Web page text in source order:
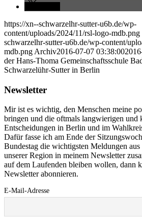
https://xn--schwarzelhr-sutter-u6b.de/wp-
content/uploads/2024/11/rsl-logo-mdb.png
schwarzelhr-sutter-u6b.de/wp-content/
mdb.png Archiv2016-07-07 03:38:00
der Hans-Thoma Gemeinschaftsschule
Schwarzelühr-Sutter in Berlin
Newsletter
Mir ist es wichtig, den Menschen meine
bringen und die oftmals langwierigen und
Entscheidungen in Berlin und im
Dafür fasse ich am Ende der
Bundestag die wichtigsten Meldungen
unserer Region in meinem Newsletter
auf dem Laufenden bleiben wollen, dann
Newsletter abonnieren.
E-Mail-Adresse